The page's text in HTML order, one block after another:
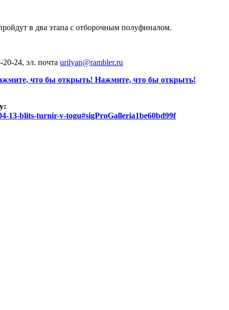
в два этапа с отборочным полуфиналом.
20-24, эл. почта urilyan@rambler.ru
что бы открыть! Нажмите, что бы открыть!
13-blits-turnir-v-togu#sigProGalleria1be60bd99f